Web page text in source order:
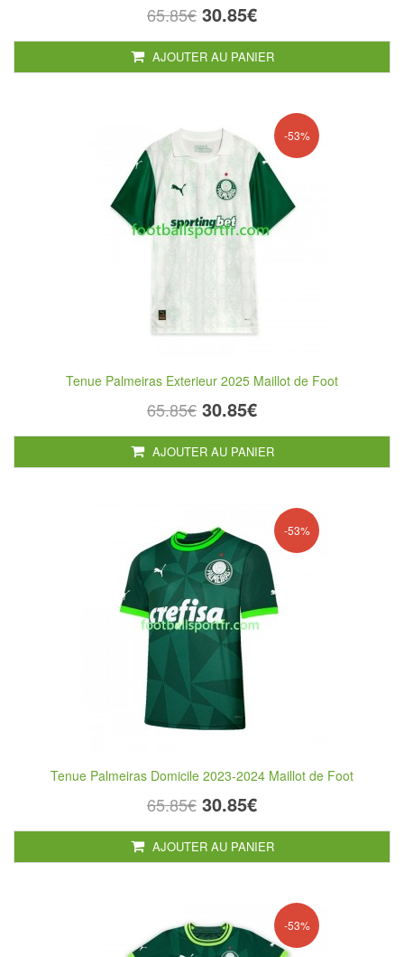
65.85€ 30.85€
AJOUTER AU PANIER
-53%
Tenue Palmeiras Exterieur 2025 Maillot de Foot
65.85€ 30.85€
AJOUTER AU PANIER
-53%
Tenue Palmeiras Domicile 2023-2024 Maillot de Foot
65.85€ 30.85€
AJOUTER AU PANIER
-53%